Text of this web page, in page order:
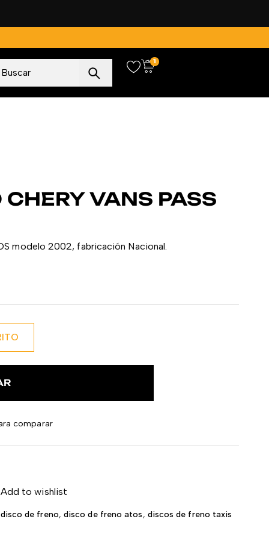
1
VANS PASS
modelo 2002, fabricación Nacional.
comparar
Add to wishlist
disco de freno, disco de freno atos, discos de freno taxis